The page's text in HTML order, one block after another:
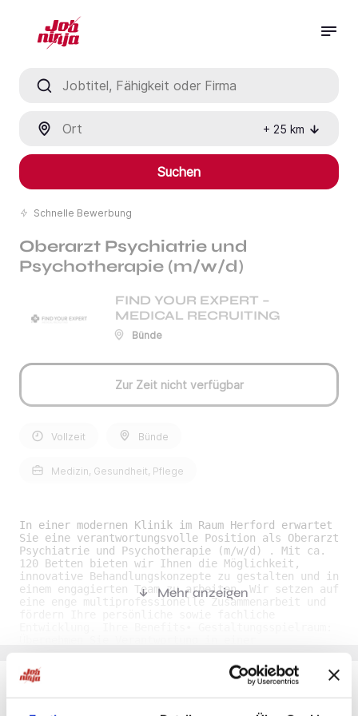
+ 25 km
Suchen
Schnelle Bewerbung
Oberarzt Psychiatrie und
Psychotherapie (m/w/d)
FIND YOUR EXPERT –
MEDICAL RECRUITING
Bünde
Zur Zeit nicht verfügbar
Vollzeit Bünde
Medizin, Gesundheit, Pflege
In einer modernen Klinik im Raum Herford erwartet
Sie eine verantwortungsvolle Position als Oberarzt
Psychiatrie und Psychotherapie (m/w/d) . Mit ca.
120 Betten bieten wir Ihnen die Möglichkeit,
innovative Behandlungskonzepte zu gestalten und in
einem engagierten Team zu arbeiten. Wir setzen auf
eine enge multiprofessionelle Zusammenarbeit und
interessanten Position und gestalten Sie aktiv die
Behandlungsstrukturen mit. • Engagiertes Team:
Arbeiten Sie in einem motivierten,
Mehr anzeigen